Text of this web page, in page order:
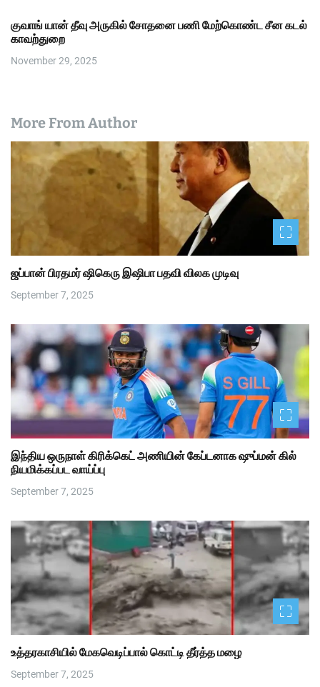
குவாங் யான் தீவு அருகில் சோதனை பணி மேற்கொண்ட சீன கடல்
காவற்துறை
November 29, 2025
More From Author
ஜப்பான் பிரதமர் ஷிகெரு இஷிபா பதவி விலக முடிவு
September 7, 2025
இந்திய ஒருநாள் கிரிக்கெட் அணியின் கேப்டனாக ஷுப்மன் கில்
நியமிக்கப்பட வாய்ப்பு
September 7, 2025
உத்தரகாசியில் மேகவெடிப்பால் கொட்டி தீர்த்த மழை
September 7, 2025